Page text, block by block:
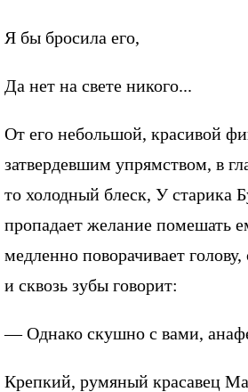
Я бы бросила его,
Да нет на свете никого...
От его небольшой, красивой
затвердевшим упрямством, в
то холодный блеск, У старика
пропадает желание помешать
медленно поворачивает
и сквозь зубы говорит:
— Однако скушно с вами,
Крепкий, румяный красавец